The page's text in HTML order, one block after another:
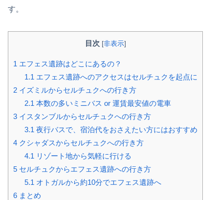
す。
目次 [非表示]
1 エフェス遺跡はどこにあるの？
1.1 エフェス遺跡へのアクセスはセルチュクを起点に
2 イズミルからセルチュクへの行き方
2.1 本数の多いミニバス or 運賃最安値の電車
3 イスタンブルからセルチュクへの行き方
3.1 夜行バスで、宿泊代をおさえたい方にはおすすめ
4 クシャダスからセルチュクへの行き方
4.1 リゾート地から気軽に行ける
5 セルチュクからエフェス遺跡への行き方
5.1 オトガルから約10分でエフェス遺跡へ
6 まとめ